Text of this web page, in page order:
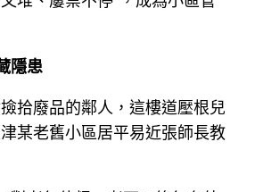
隱患
拾廢品的鄰人，這樓道壓根兒
某老舊小區居平易近張師長教